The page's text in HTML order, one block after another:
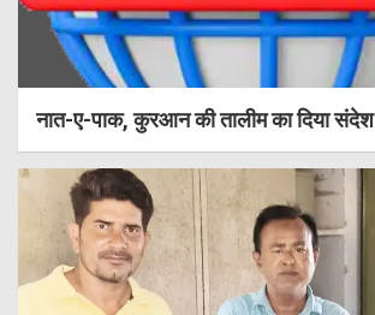
नात-ए-पाक, कुरआन की तालीम का दिया संदेश